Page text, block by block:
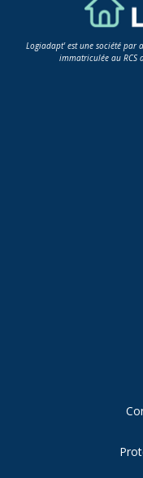
Logiadapt' est une société
immatriculée au RCS